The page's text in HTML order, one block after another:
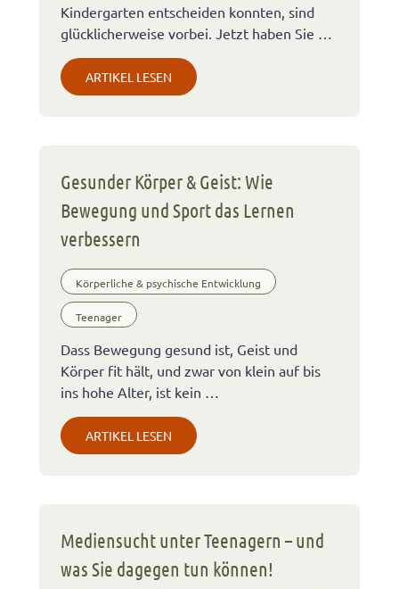
Kindergarten entscheiden konnten, sind
glücklicherweise vorbei. Jetzt haben Sie …
ARTIKEL LESEN
Gesunder Körper & Geist: Wie
Bewegung und Sport das Lernen
verbessern
Körperliche & psychische Entwicklung
Teenager
Dass Bewegung gesund ist, Geist und
Körper fit hält, und zwar von klein auf bis
ins hohe Alter, ist kein …
ARTIKEL LESEN
Mediensucht unter Teenagern – und
was Sie dagegen tun können!